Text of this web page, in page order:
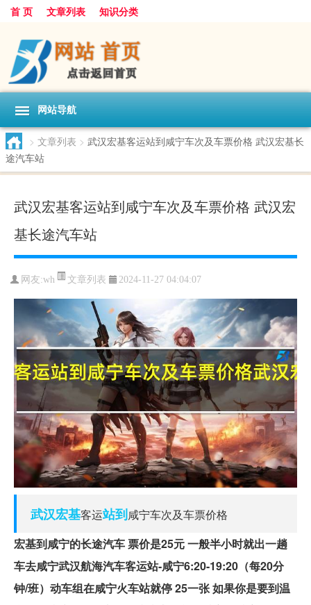
首 页 文章列表 知识分类
网站导航
> 文章列表 > 武汉宏基客运站到咸宁车次及车票价格 武汉宏基长
途汽车站
武汉宏基客运站到咸宁车次及车票价格 武汉宏
基长途汽车站
网友:wh 文章列表 2024-11-27 04:04:07
武汉宏基客运站到咸宁车次及车票价格
宏基到咸宁的长途汽车 票价是25元 一般半小时就出一趟
车去咸宁武汉航海汽车客运站-咸宁6:20-19:20（每20分
钟/班）动车组在咸宁火车站就停 25一张 如果你是要到温